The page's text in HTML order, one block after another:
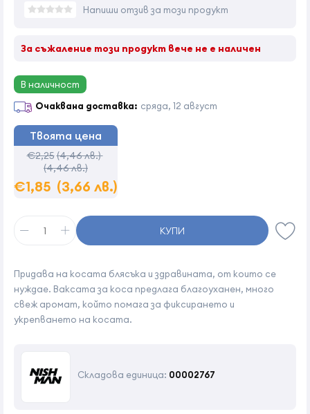
Придава на косата блясъка и здравината, от които се
нуждае. Ваксата за коса предлага благоуханен, много
свеж аромат, който помага за фиксирането и
укрепването на косата.
Складова единица: 00002767
Напиши отзив за този продукт
За съжаление този продукт вече не е наличен
В наличност
Очаквана доставка: сряда, 12 август
Твоята цена
€2,25(4,46 лв.)
(4,46 лв.)
€1,85 (3,66 лв.)
КУПИ